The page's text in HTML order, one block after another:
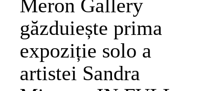
Meron Gallery
găzduiește prima
expoziție solo a
artistei Sandra